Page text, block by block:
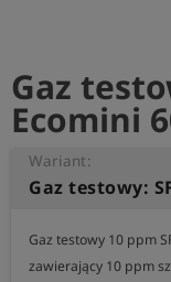
Gaz
Ecomini
Wariant:
Gaz testowy:
Gaz testowy 10 ppm
zawierający 10 ppm